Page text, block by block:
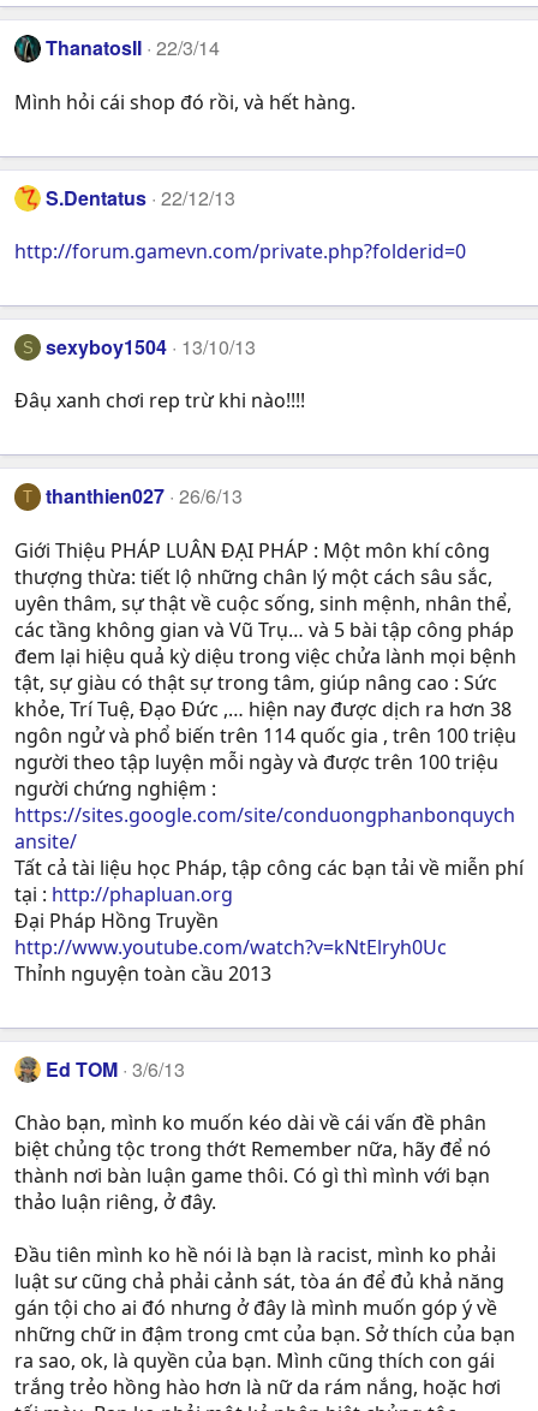
ThanatosII 22/3/14
Mình hỏi cái shop đó rồi, và hết hàng.
S.Dentatus 22/12/13
http://forum.gamevn.com/private.php?folderid=0
S sexyboy1504 13/10/13
Đâụ xanh chơi rep trừ khi nào!!!!
T thanthien027 26/6/13
Giới Thiệu PHÁP LUÂN ĐẠI PHÁP : Một môn khí công
thượng thừa: tiết lộ những chân lý một cách sâu sắc,
uyên thâm, sự thật về cuộc sống, sinh mệnh, nhân thể,
các tầng không gian và Vũ Trụ… và 5 bài tập công pháp
đem lại hiệu quả kỳ diệu trong việc chửa lành mọi bệnh
tật, sự giàu có thật sự trong tâm, giúp nâng cao : Sức
khỏe, Trí Tuệ, Ðạo Ðức ,… hiện nay được dịch ra hơn 38
ngôn ngử và phổ biến trên 114 quốc gia , trên 100 triệu
người theo tập luyện mỗi ngày và được trên 100 triệu
người chứng nghiệm :
https://sites.google.com/site/conduongphanbonquych
ansite/
Tất cả tài liệu học Pháp, tập công các bạn tải về miễn phí
tại : http://phapluan.org
Đại Pháp Hồng Truyền
http://www.youtube.com/watch?v=kNtElryh0Uc
Thỉnh nguyện toàn cầu 2013
Ed TOM 3/6/13
Chào bạn, mình ko muốn kéo dài về cái vấn đề phân
biệt chủng tộc trong thớt Remember nữa, hãy để nó
thành nơi bàn luận game thôi. Có gì thì mình với bạn
thảo luận riêng, ở đây.
Đầu tiên mình ko hề nói là bạn là racist, mình ko phải
luật sư cũng chả phải cảnh sát, tòa án để đủ khả năng
gán tội cho ai đó nhưng ở đây là mình muốn góp ý về
những chữ in đậm trong cmt của bạn. Sở thích của bạn
ra sao, ok, là quyền của bạn. Mình cũng thích con gái
trắng trẻo hồng hào hơn là nữ da rám nắng, hoặc hơi